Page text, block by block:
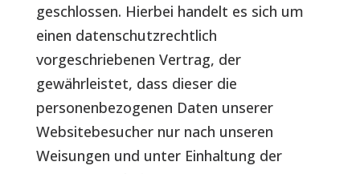
geschlossen. Hierbei handelt es sich um
einen datenschutzrechtlich
vorgeschriebenen Vertrag, der
gewährleistet, dass dieser die
personenbezogenen Daten unserer
Websitebesucher nur nach unseren
Weisungen und unter Einhaltung der